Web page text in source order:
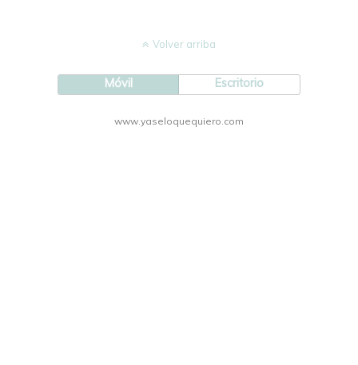
Volver arriba
Móvil Escritorio
www.yaseloquequiero.com